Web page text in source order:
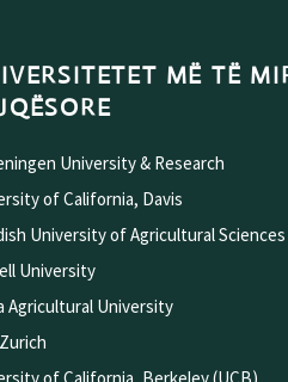
MË TË
University & Research
of California, Davis
University of Agricultural Sciences
University
Agricultural University